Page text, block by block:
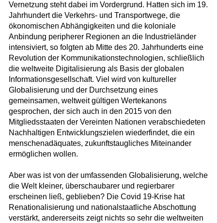
Vernetzung steht dabei im Vordergrund. Hatten sich im 19.
Jahrhundert die Verkehrs- und Transportwege, die
ökonomischen Abhängigkeiten und die koloniale
Anbindung peripherer Regionen an die Industrieländer
intensiviert, so folgten ab Mitte des 20. Jahrhunderts eine
Revolution der Kommunikationstechnologien, schließlich
die weltweite Digitalisierung als Basis der globalen
Informationsgesellschaft. Viel wird von kultureller
Globalisierung und der Durchsetzung eines
gemeinsamen, weltweit gültigen Wertekanons
gesprochen, der sich auch in den 2015 von den
Mitgliedsstaaten der Vereinten Nationen verabschiedeten
Nachhaltigen Entwicklungszielen wiederfindet, die ein
menschenadäquates, zukunftstaugliches Miteinander
ermöglichen wollen.
Aber was ist von der umfassenden Globalisierung, welche
die Welt kleiner, überschaubarer und regierbarer
erscheinen ließ, geblieben? Die Covid 19-Krise hat
Renationalisierung und nationalstaatliche Abschottung
verstärkt, andererseits zeigt nichts so sehr die weltweiten